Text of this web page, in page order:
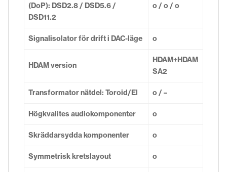
(DoP): DSD2.8 / DSD5.6 /
DSD11.2
o / o / o
Signalisolator för drift i DAC-läge o
HDAM version
HDAM+HDAM
SA2
Transformator nätdel: Toroid/El o / –
Högkvalites audiokomponenter o
Skräddarsydda komponenter o
Symmetrisk kretslayout o